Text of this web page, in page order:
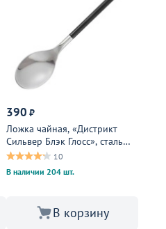
390 ₽
Ложка чайная, «Дистрикт
Сильвер Блэк Глосс», сталь
нержавеющая, 30 мм,
серебристый, черный
10
В наличии 204 шт.
В корзину